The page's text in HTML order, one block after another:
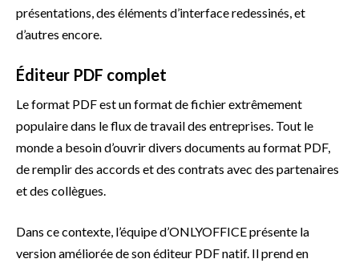
présentations, des éléments d’interface redessinés, et
d’autres encore.
Éditeur PDF complet
Le format PDF est un format de fichier extrêmement
populaire dans le flux de travail des entreprises. Tout le
monde a besoin d’ouvrir divers documents au format PDF,
de remplir des accords et des contrats avec des partenaires
et des collègues.
Dans ce contexte, l’équipe d’ONLYOFFICE présente la
version améliorée de son éditeur PDF natif. Il prend en